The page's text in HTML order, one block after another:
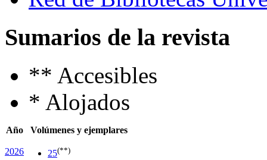
Sumarios de la revista
** Accesibles
* Alojados
Año Volúmenes y ejemplares
2026 25(**)